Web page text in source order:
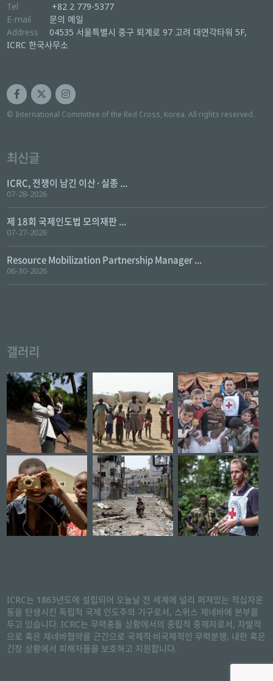
Tel
+82 2 779-5377
E-mail
문의 메일
Address
04535 서울특별시 중구 퇴계로 97 고려 대연각타워 5F,
ICRC 한국사무소
© International Committee of the Red Cross, Korea. All rights reserved.
최신글
ICRC, 전쟁이 남긴 이산·실종 ...
07-28-2026
제 18회 국제인도법 모의재판 ...
07-27-2026
Resource Mobilization Partnership Manager ...
06-30-2026
갤러리
ICRC는 1863년도에 설립되어 오늘날 전 세계에 널리 퍼져있는 적십자운
동을 탄생시킨 독립적 국제 인도주의 기구로서, 스위스 제네바에 본부를
두고 있습니다. ICRC는 무력충돌 상황에서의 중립적 중재자로서, 자발적
으로 혹은 제네바협약을 근간으로 국제적·비국제적인 무력분쟁, 내란 혹은
긴장 상황에서 피해자들을 보호하고 지원합니다.